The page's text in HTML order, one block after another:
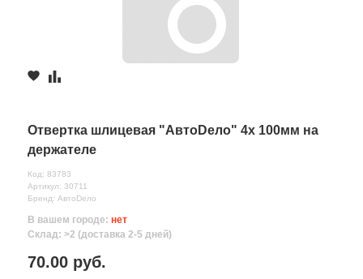
Отвертка шлицевая "АвтоDело" 4х 100мм на
держателе
Код: 83783
Артикул: 30711
Бренд: АвтоDело
В вашем городе: нет
Склад: >2 (доставка 2-5 дней)
70.00 руб.